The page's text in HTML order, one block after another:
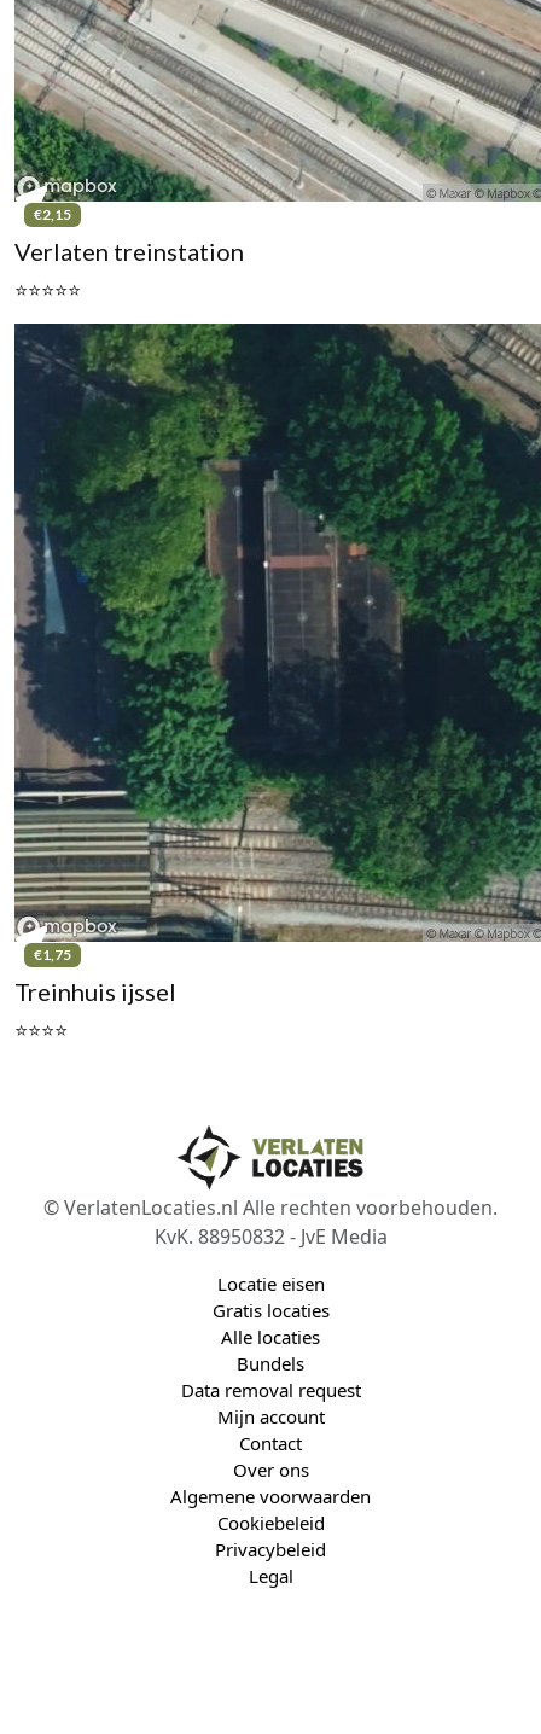
€2,15
Verlaten treinstation
⭐⭐⭐⭐⭐
€1,75
Treinhuis ijssel
⭐⭐⭐⭐
© VerlatenLocaties.nl Alle rechten voorbehouden.
KvK. 88950832 - JvE Media
Locatie eisen
Gratis locaties
Alle locaties
Bundels
Data removal request
Mijn account
Contact
Over ons
Algemene voorwaarden
Cookiebeleid
Privacybeleid
Legal